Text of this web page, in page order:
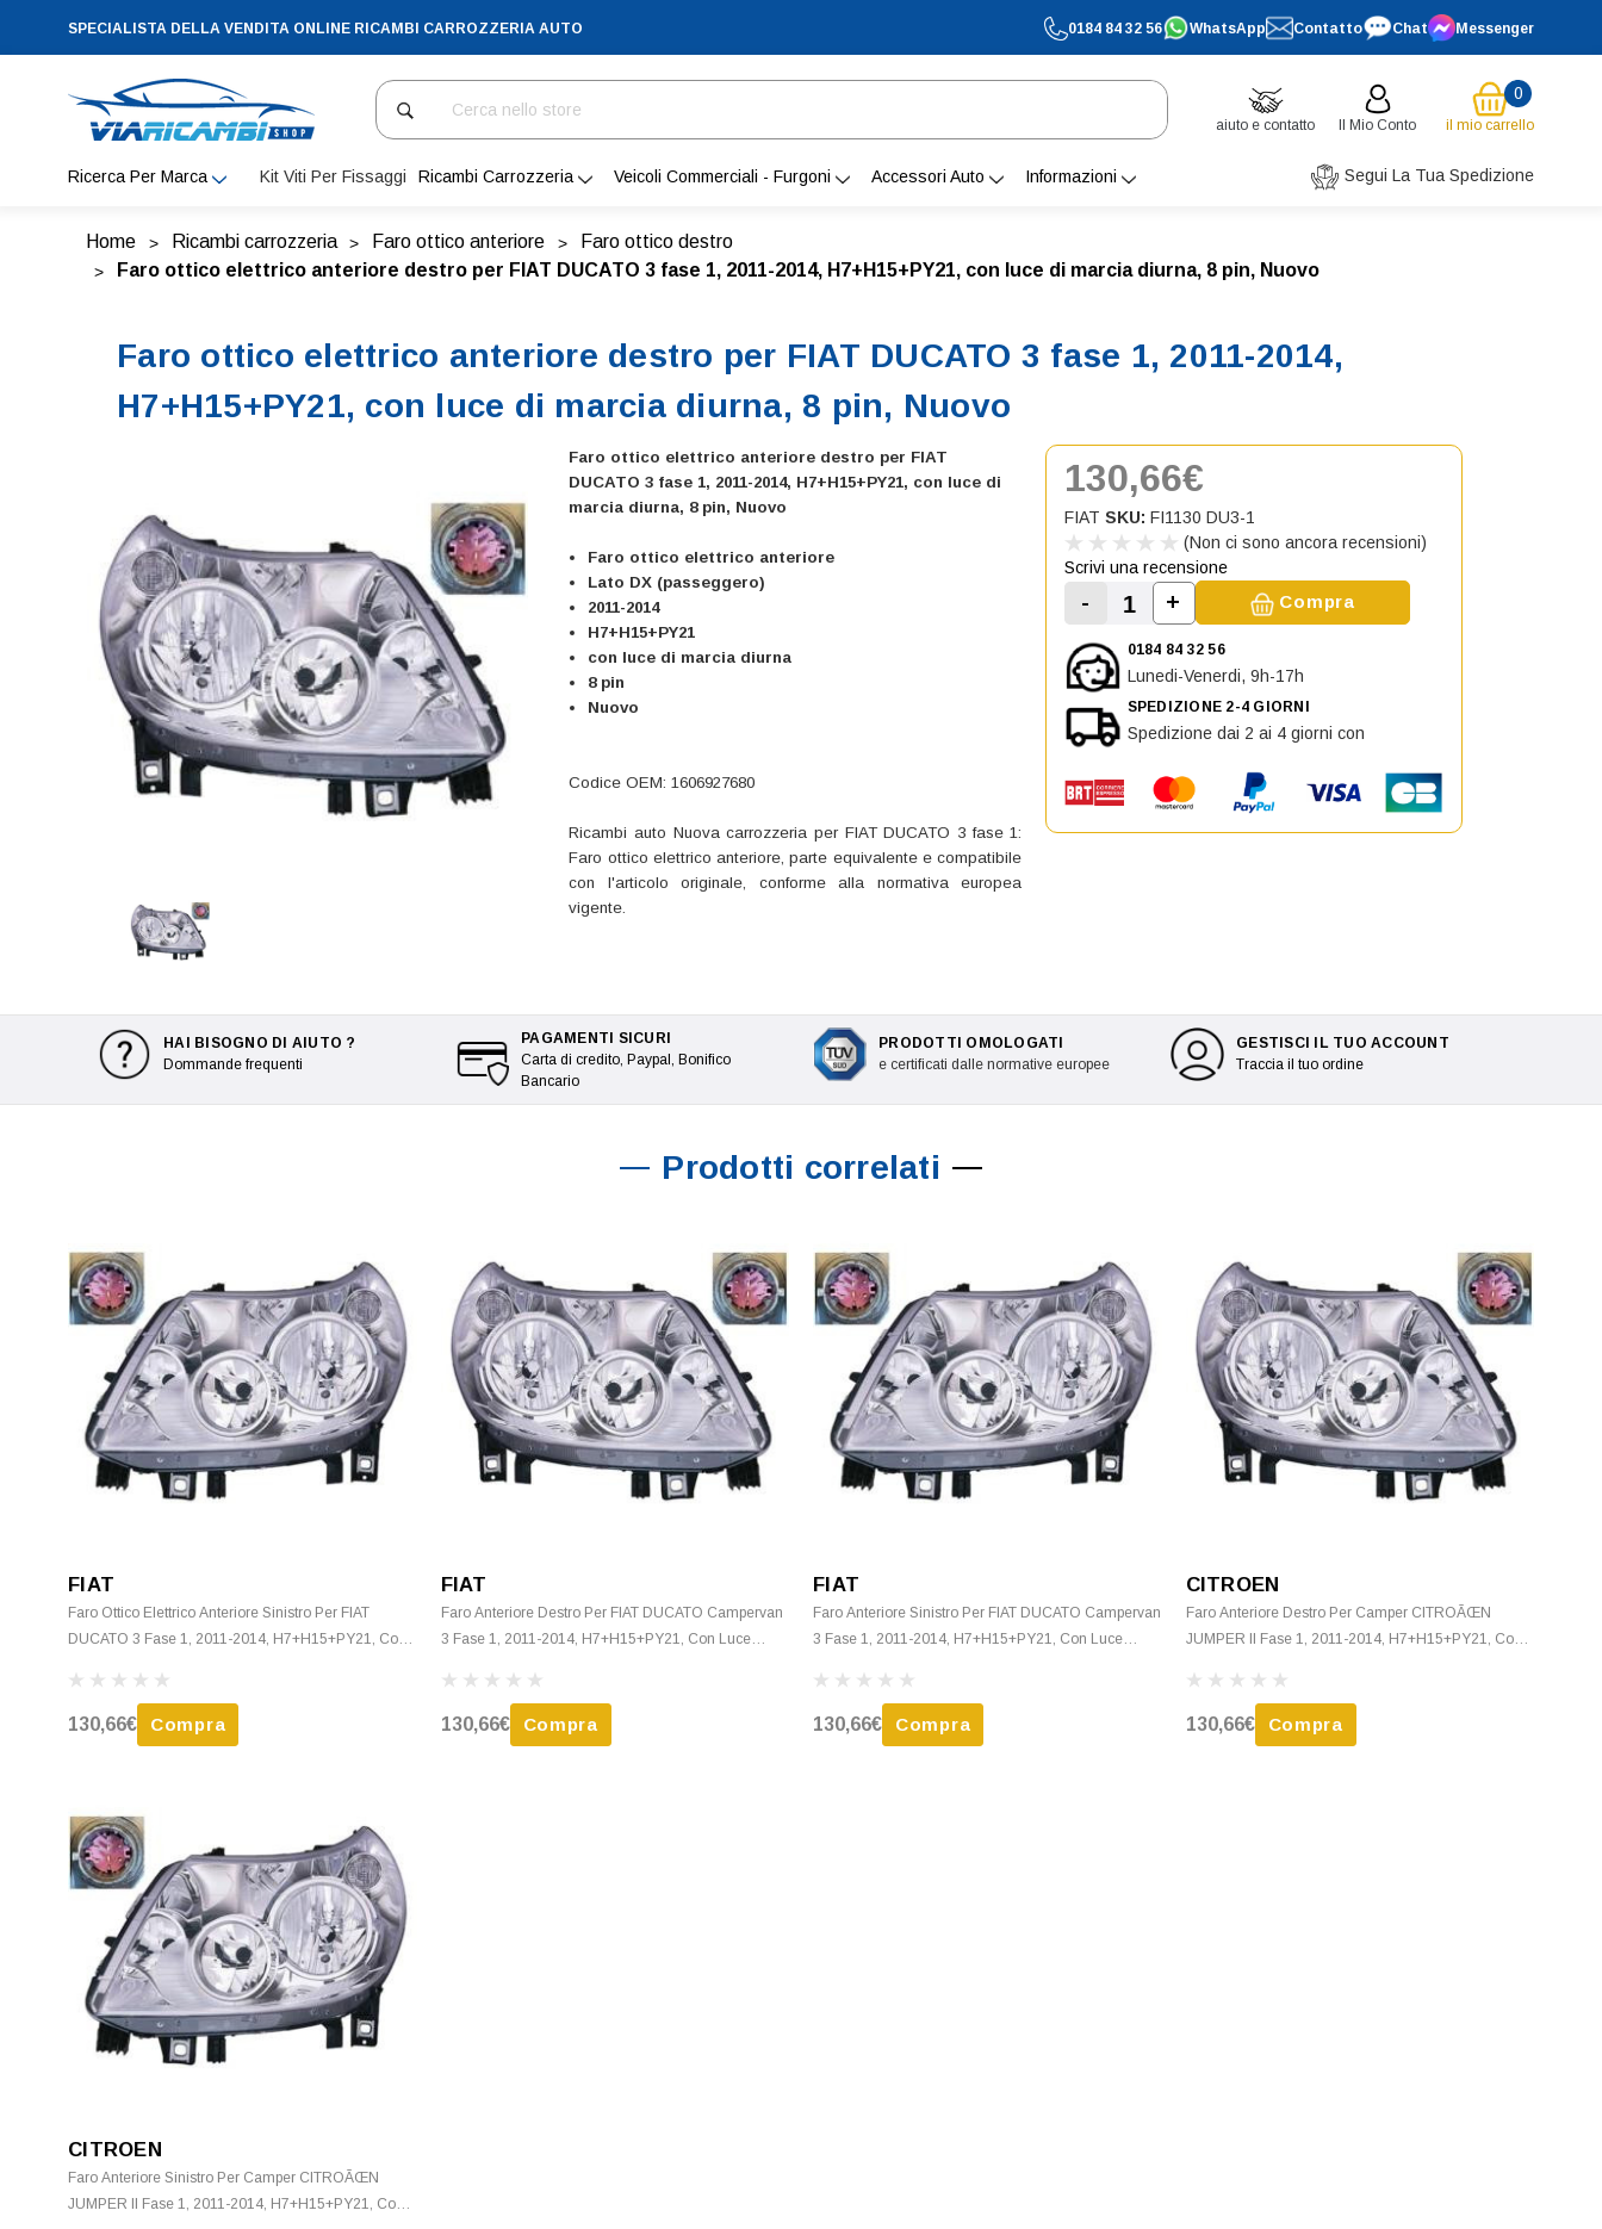
SPECIALISTA DELLA VENDITA ONLINE RICAMBI CARROZZERIA AUTO 0184 84 32 56 WhatsApp Contatto Chat Messenger
Cerca
aiuto e contatto Il Mio Conto
0
il mio carrello
Ricerca Per Marca Kit Viti Per Fissaggi Ricambi Carrozzeria Veicoli Commerciali - Furgoni Accessori Auto Informazioni Segui La Tua Spedizione
Home Ricambi carrozzeria Faro ottico anteriore
Faro ottico destro
Faro ottico elettrico anteriore destro per FIAT DUCATO 3 fase 1, 2011-2014, H7+H15+PY21, con luce di marcia diurna, 8 pin, Nuovo
Faro ottico elettrico anteriore destro per FIAT DUCATO 3 fase 1, 2011-2014,
H7+H15+PY21, con luce di marcia diurna, 8 pin, Nuovo
Faro ottico elettrico anteriore destro per FIAT
DUCATO 3 fase 1, 2011-2014, H7+H15+PY21, con luce di
marcia diurna, 8 pin, Nuovo
Faro ottico elettrico anteriore
Lato DX (passeggero)
2011-2014
H7+H15+PY21
con luce di marcia diurna
8 pin
Nuovo
Codice OEM: 1606927680
Ricambi auto Nuova carrozzeria per FIAT DUCATO 3 fase 1:
Faro ottico elettrico anteriore, parte equivalente e compatibile
con l'articolo originale, conforme alla normativa europea
vigente.
130,66€
FIAT SKU: FI1130 DU3-1
(Non ci sono ancora recensioni)
Scrivi una recensione
Diminuisci la quantità di Faro ottico elettrico anteriore
-
Aumenta la quantità di Faro ottico elettrico
+ Compra
0184 84 32 56
Lunedi-Venerdi, 9h-17h
SPEDIZIONE 2-4 GIORNI
Spedizione dai 2 ai 4 giorni con
HAI BISOGNO DI AIUTO ?
Dommande frequenti
PAGAMENTI SICURI
Carta di credito, Paypal, Bonifico
Bancario
PRODOTTI OMOLOGATI
e certificati dalle normative europee
GESTISCI IL TUO ACCOUNT
Traccia il tuo ordine
Prodotti correlati
FIAT
Faro Ottico Elettrico Anteriore Sinistro Per FIAT
DUCATO 3 Fase 1, 2011-2014, H7+H15+PY21, Con
130,66€ Compra
FIAT
Faro Anteriore Destro Per FIAT DUCATO Campervan
3 Fase 1, 2011-2014, H7+H15+PY21, Con Luce
130,66€ Compra
FIAT
Faro Anteriore Sinistro Per FIAT DUCATO Campervan
3 Fase 1, 2011-2014, H7+H15+PY21, Con Luce
130,66€ Compra
CITROEN
Faro Anteriore Destro Per Camper CITROÃŒN
JUMPER II Fase 1, 2011-2014, H7+H15+PY21, Con
130,66€ Compra
CITROEN
Faro Anteriore Sinistro Per Camper CITROÃŒN
JUMPER II Fase 1, 2011-2014, H7+H15+PY21, Con